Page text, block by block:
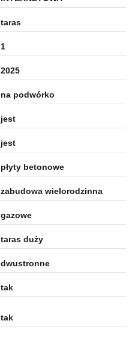
taras
1
2025
na podwórko
jest
jest
płyty betonowe
zabudowa wielorodzinna
gazowe
taras duży
dwustronne
tak
tak